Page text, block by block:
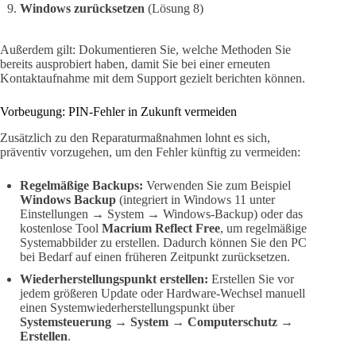
Windows zurücksetzen (Lösung 8)
Außerdem gilt: Dokumentieren Sie, welche Methoden Sie
bereits ausprobiert haben, damit Sie bei einer erneuten
Kontaktaufnahme mit dem Support gezielt berichten können.
Vorbeugung: PIN-Fehler in Zukunft vermeiden
Zusätzlich zu den Reparaturmaßnahmen lohnt es sich,
präventiv vorzugehen, um den Fehler künftig zu vermeiden:
Regelmäßige Backups: Verwenden Sie zum Beispiel
Windows Backup (integriert in Windows 11 unter
Einstellungen → System → Windows-Backup) oder das
kostenlose Tool Macrium Reflect Free, um regelmäßige
Systemabbilder zu erstellen. Dadurch können Sie den PC
bei Bedarf auf einen früheren Zeitpunkt zurücksetzen.
Wiederherstellungspunkt erstellen: Erstellen Sie vor
jedem größeren Update oder Hardware-Wechsel manuell
einen Systemwiederherstellungspunkt über
Systemsteuerung → System → Computerschutz →
Erstellen.